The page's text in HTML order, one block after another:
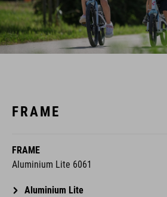
FRAME
FRAME
Aluminium Lite 6061
Aluminium Lite